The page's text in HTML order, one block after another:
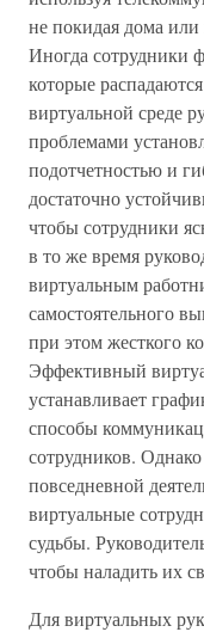
не покидая дома или
Иногда сотрудники
которые
виртуальной среде
проблемами
подотчетностью и
достаточно
чтобы сотрудники
в то же время
виртуальным
самостоятельного
при этом жесткого
Эффективный
устанавливает
способы
сотрудников.
повседневной
виртуальные
судьбы.
чтобы наладить их
Для виртуальных